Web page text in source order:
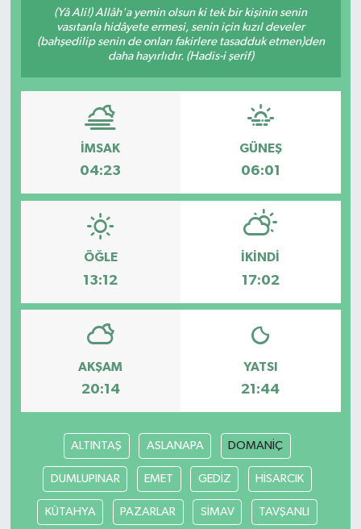
(Yâ Ali!) Allâh'a yemin olsun ki tek bir kişinin senin
vasıtanla hidâyete ermesi, senin için kızıl develer
(bahşedilip senin de onları fakirlere tasadduk etmen)den
daha hayırlıdır. (Hadis-i şerif)
İMSAK
04:23
GÜNEŞ
06:01
ÖĞLE
13:12
İKINDI
17:02
AKŞAM
20:14
YATSI
21:44
ALTINTAŞ ASLANAPA DOMANİÇ
DUMLUPINAR EMET GEDİZ HİSARCIK
KÜTAHYA PAZARLAR SİMAV TAVŞANLI